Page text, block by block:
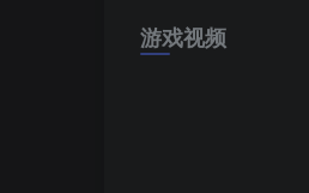
游戏视频